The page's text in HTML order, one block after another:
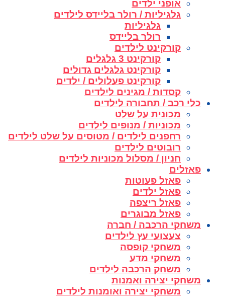
אופני ילדים
גלגיליות / רולר בליידס לילדים
גלגיליות
רולר בליידס
קורקינט לילדים
קורקינט 3 גלגלים
קורקינט גלגלים גדולים
קורקינט פעלולים / ילדים
קסדות / מגינים לילדים
כלי רכב / תחבורה לילדים
מכונית על שלט
מכוניות / מנופים לילדים
רחפנים לילדים / מטוסים על שלט לילדים
רובוטים לילדים
חניון / מסלול מכוניות לילדים
פאזלים
פאזל פעוטות
פאזל ילדים
פאזל ריצפה
פאזל מבוגרים
משחקי הרכבה / חברה
צעצועי עץ לילדים
משחקי קופסה
משחקי מדע
משחק הרכבה לילדים
משחקי יצירה ואמנות
משחקי יצירה ואומנות לילדים